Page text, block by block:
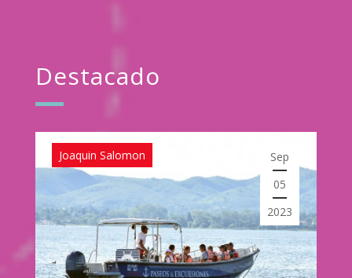
Destacado
Joaquin Salomon
Sep
05
2023